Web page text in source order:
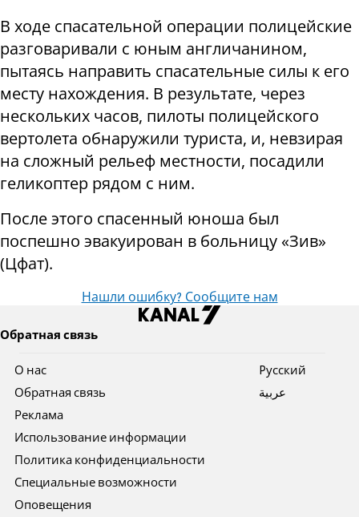
В ходе спасательной операции полицейские
разговаривали с юным англичанином,
пытаясь направить спасательные силы к его
месту нахождения. В результате, через
нескольких часов, пилоты полицейского
вертолета обнаружили туриста, и, невзирая
на сложный рельеф местности, посадили
геликоптер рядом с ним.
После этого спасенный юноша был
поспешно эвакуирован в больницу «Зив»
(Цфат).
Нашли ошибку? Сообщите нам
Обратная связь
О нас
Обратная связь
Реклама
Использование информации
Политика конфиденциальности
Специальные возможности
Оповещения
Pусский
عربية